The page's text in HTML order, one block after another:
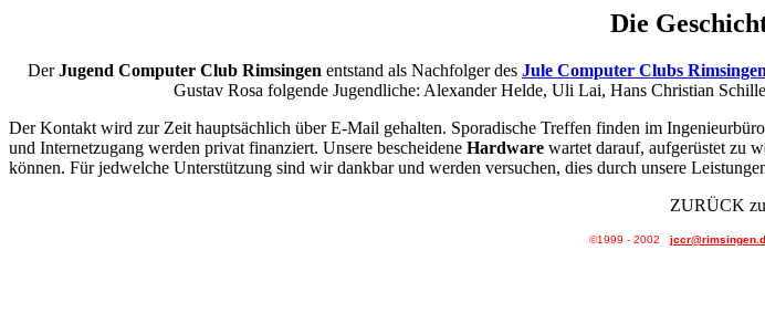
Die
DerJugend Computer Club Rimsingen entstand als Nachfolger des Jule Computer Clubs Rimsingen
Gustav Rosa folgende Jugendliche: Alexander Helde, Uli Lai, Hans Christian
Der Kontakt wird zur Zeit hauptsächlich über E-Mail gehalten. Sporadische Treffen finden im
und Internetzugang werden privat finanziert. Unsere bescheidene Hardware wartet darauf, aufgerüstet zu
können. Für jedwelche Unterstützung sind wir dankbar und werden versuchen, dies durch unsere
ZURÜCK
©1999 - 2002